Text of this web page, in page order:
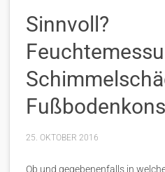
Sinnvoll?
25. OKTOBER 2016
Ob und gegebenenfalls in